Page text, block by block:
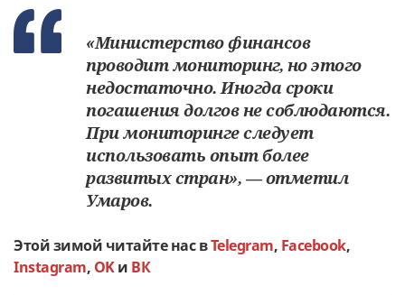
«Министерство финансов
проводит мониторинг, но этого
недостаточно. Иногда сроки
погашения долгов не соблюдаются.
При мониторинге следует
использовать опыт более
развитых стран», — отметил
Умаров.
Этой зимой читайте нас вTelegram, Facebook,
Instagram, OKи ВК